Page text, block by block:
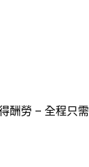
酬勞 – 全程只需